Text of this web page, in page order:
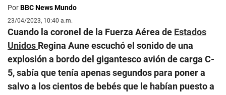
PorBBC News Mundo
23/04/2023, 10:40 a.m.
Cuando la coronel de la Fuerza Aérea de Estados
Unidos Regina Aune escuchó el sonido de una
explosión a bordo del gigantesco avión de carga C-
5, sabía que tenía apenas segundos para poner a
salvo a los cientos de bebés que le habían puesto a